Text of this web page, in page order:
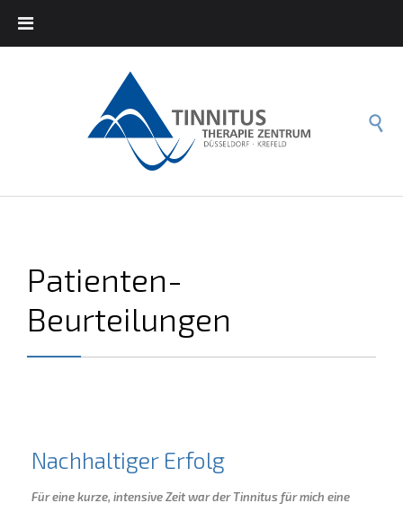

Patienten-
Beurteilungen
Nachhaltiger Erfolg
Für eine kurze, intensive Zeit war der Tinnitus für mich eine